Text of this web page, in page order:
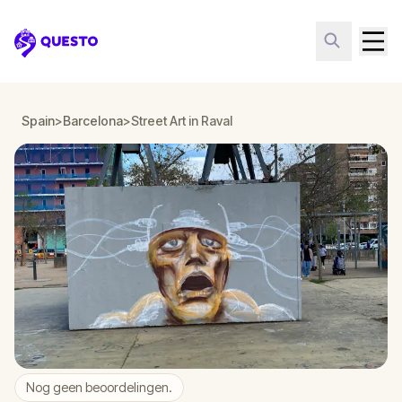
Questo
Spain>Barcelona>Street Art in Raval
Nog geen beoordelingen.